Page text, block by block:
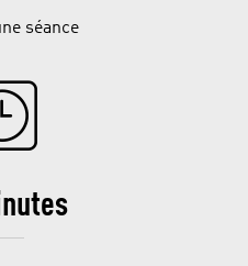
séance